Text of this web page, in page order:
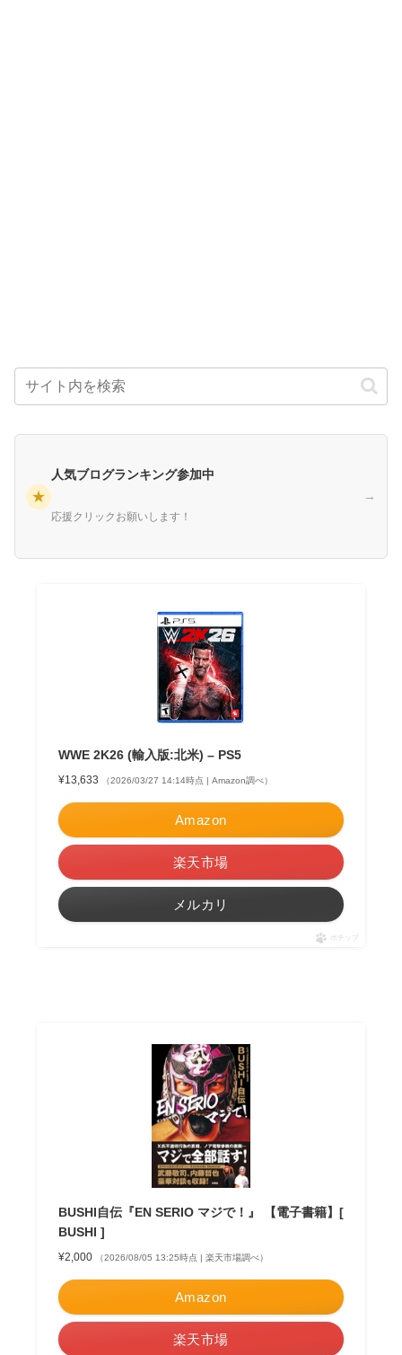
★
人気ブログランキング参加中
応援クリックお願いします！
→
WWE 2K26 (輸入版:北米) – PS5
¥13,633 （2026/03/27 14:14時点 | Amazon調べ）
Amazon
楽天市場
メルカリ
ポチップ
BUSHI自伝『EN SERIO マジで！』 【電子書籍】[
BUSHI ]
¥2,000 （2026/08/05 13:25時点 | 楽天市場調べ）
Amazon
楽天市場